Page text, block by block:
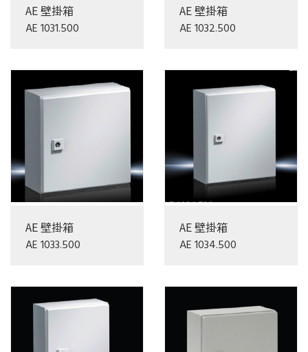
AE 壁掛箱
AE 1031.500
AE 壁掛箱
AE 1032.500
AE 壁掛箱
AE 1033.500
AE 壁掛箱
AE 1034.500